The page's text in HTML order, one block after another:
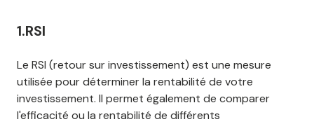
1.RSI
Le RSI (retour sur investissement) est une mesure
utilisée pour déterminer la rentabilité de votre
investissement. Il permet également de comparer
l'efficacité ou la rentabilité de différents